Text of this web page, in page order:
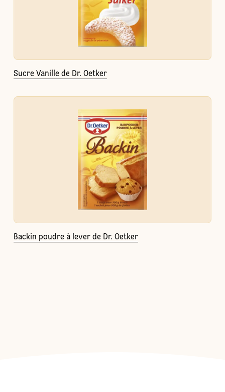
Sucre Vanille de Dr. Oetker
Backin poudre à lever de Dr. Oetker